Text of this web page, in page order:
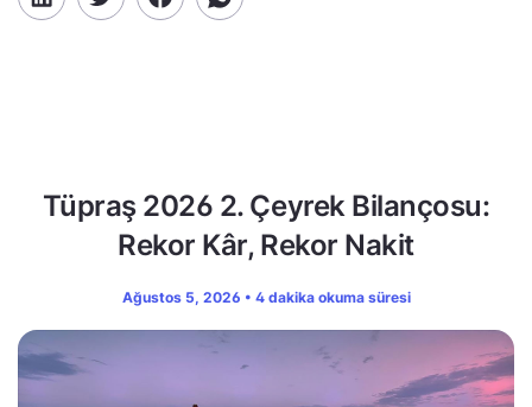
Tüpraş 2026 2. Çeyrek Bilançosu:
Rekor Kâr, Rekor Nakit
Ağustos 5, 2026 • 4 dakika okuma süresi